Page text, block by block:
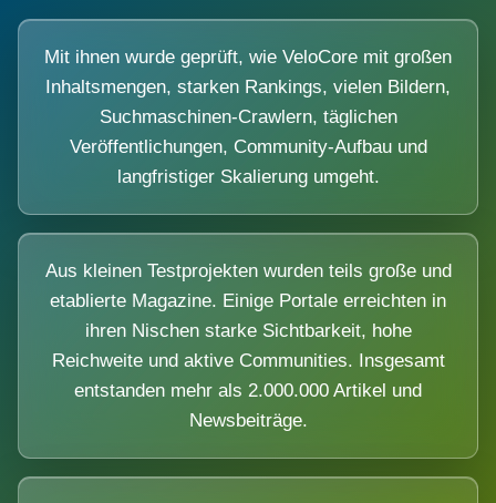
Mit ihnen wurde geprüft, wie VeloCore mit großen
Inhaltsmengen, starken Rankings, vielen Bildern,
Suchmaschinen-Crawlern, täglichen
Veröffentlichungen, Community-Aufbau und
langfristiger Skalierung umgeht.
Aus kleinen Testprojekten wurden teils große und
etablierte Magazine. Einige Portale erreichten in
ihren Nischen starke Sichtbarkeit, hohe
Reichweite und aktive Communities. Insgesamt
entstanden mehr als 2.000.000 Artikel und
Newsbeiträge.